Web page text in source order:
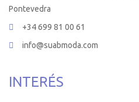
Pontevedra
+34 699 81 00 61
info@suabmoda.com
INTERÉS